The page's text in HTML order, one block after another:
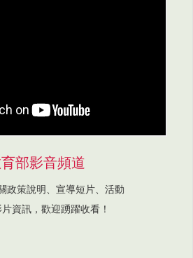
部影音頻道
政策說明、宣導短片、活動
資訊，歡迎踴躍收看！